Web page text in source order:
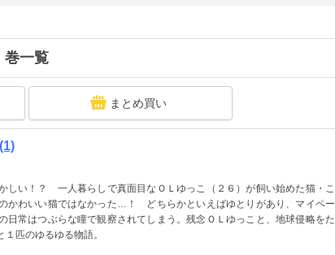
巻一覧
まとめ買い
しい！？ 一人暮らしで真面目なＯＬゆっこ（２６）が飼い始めた猫・こ
かわいい猫ではなかった…！ どちらかといえばゆとりがあり、マイペー
日常はつぶらな瞳で観察されてしまう。残念ＯＬゆっこと、地球侵略をた
匹のゆるゆる物語。